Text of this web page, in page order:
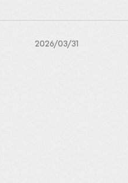
2026/03/31